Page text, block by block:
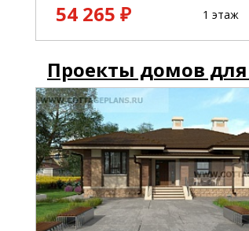
54 265 ₽
1 этаж
Проекты домов